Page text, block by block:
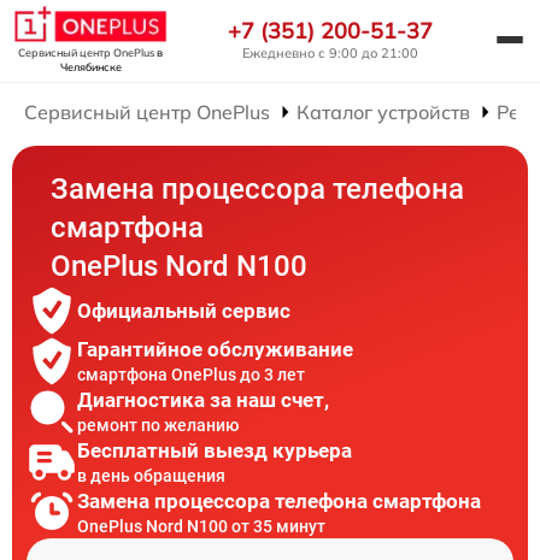
Сервисный центр OnePlusв
Челябинске
+7 (351) 200-51-37
Ежедневно с 9:00 до 21:00
Сервисный центр OnePlus Каталог устройств
Замена процессора телефона
смартфона
OnePlus Nord N100
Официальный сервис
Гарантийное обслуживание
смартфона OnePlus до 3 лет
Диагностика за наш счет,
ремонт по желанию
Бесплатный выезд курьера
в день обращения
Замена процессора телефона смартфона
OnePlus Nord N100 от 35 минут